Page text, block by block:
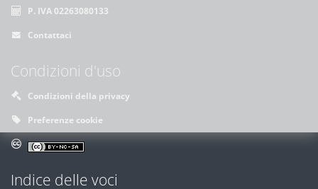
P. IVA 02263080133
Contattaci
Condizioni d'uso
Condizioni della privacy
Preferenze cookie
Indice delle voci